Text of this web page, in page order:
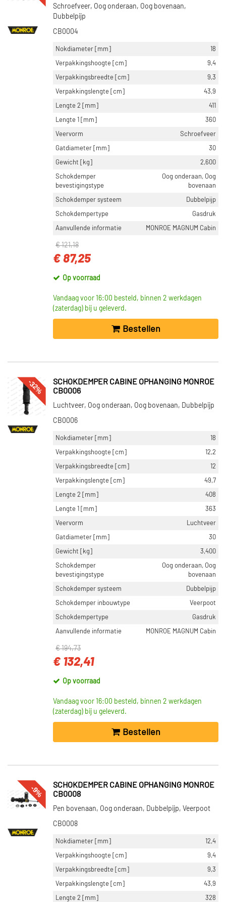
Schroefveer, Oog onderaan, Oog bovenaan,
Dubbelpijp
CB0004
Nokdiameter [mm]
18
Verpakkingshoogte [cm]
9,4
Verpakkingsbreedte [cm]
9,3
Verpakkingslengte [cm]
43,9
Lengte 2 [mm]
411
Lengte 1 [mm]
360
Veervorm
Schroefveer
Gatdiameter [mm]
30
Gewicht [kg]
2,600
Schokdemper
bevestigingstype
Oog onderaan, Oog
bovenaan
Schokdemper systeem
Dubbelpijp
Schokdempertype
Gasdruk
Aanvullende informatie
MONROE MAGNUM Cabin
€ 121,18
€ 87,25
Op voorraad
Vandaag voor 16:00 besteld, binnen 2 werkdagen
(zaterdag) bij u geleverd.
Bestellen
-32%
SCHOKDEMPER CABINE OPHANGING MONROE
CB0006
Luchtveer, Oog onderaan, Oog bovenaan, Dubbelpijp
CB0006
Nokdiameter [mm]
18
Verpakkingshoogte [cm]
12,2
Verpakkingsbreedte [cm]
12
Verpakkingslengte [cm]
49,7
Lengte 2 [mm]
408
Lengte 1 [mm]
363
Veervorm
Luchtveer
Gatdiameter [mm]
30
Gewicht [kg]
3,400
Schokdemper
bevestigingstype
Oog onderaan, Oog
bovenaan
Schokdemper systeem
Dubbelpijp
Schokdemper inbouwtype
Veerpoot
Schokdempertype
Gasdruk
Aanvullende informatie
MONROE MAGNUM Cabin
€ 194,73
€ 132,41
Op voorraad
Vandaag voor 16:00 besteld, binnen 2 werkdagen
(zaterdag) bij u geleverd.
Bestellen
-9%
SCHOKDEMPER CABINE OPHANGING MONROE
CB0008
Pen bovenaan, Oog onderaan, Dubbelpijp, Veerpoot
CB0008
Nokdiameter [mm]
12,4
Verpakkingshoogte [cm]
9,4
Verpakkingsbreedte [cm]
9,3
Verpakkingslengte [cm]
43,9
Lengte 2 [mm]
328